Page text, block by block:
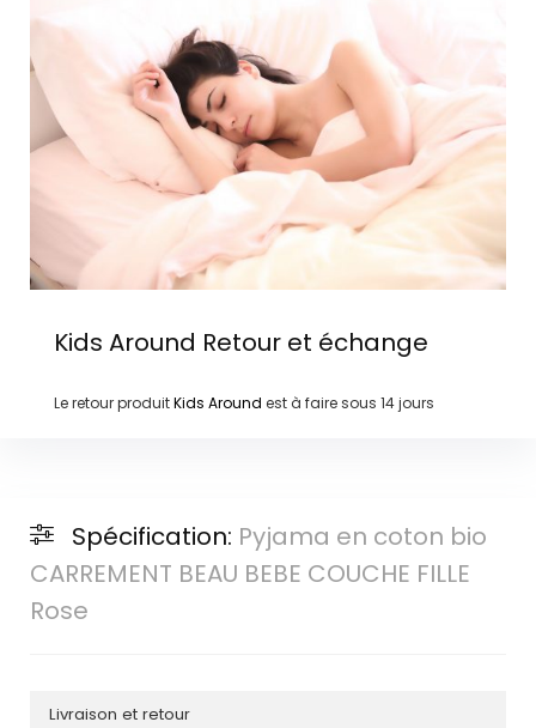
Kids Around Retour et échange
Le retour produitKids Around est à faire sous 14 jours
Spécification: Pyjama en coton bio
CARREMENT BEAU BEBE COUCHE FILLE
Rose
Livraison et retour